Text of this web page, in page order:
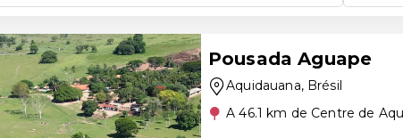
Pousada Aguape
Aquidauana, Brésil
A 46.1 km de Centre de